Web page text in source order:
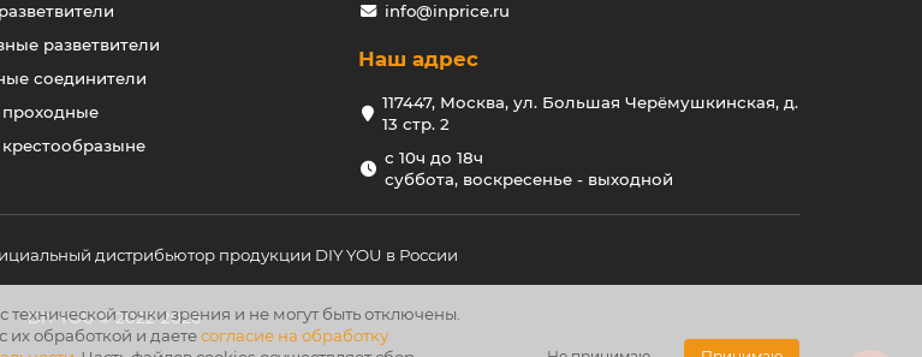
технической точки зрения и не могут быть отключены.
их обработкой и даетесогласие на обработку
разветвители
соединители
info@inprice.ru
Наш адрес
117447, Москва, ул. Большая Черёмушкинская, д.
13 стр. 2
с 10ч до 18ч
суббота, воскресенье - выходной
дистрибьютор продукции DIY YOU в России
DIY YOU © 2022-2026